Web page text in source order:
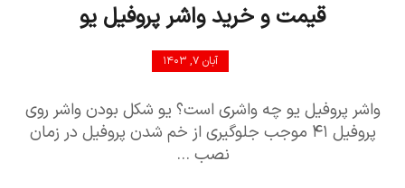
قیمت و خرید واشر پروفیل یو
آبان ۷, ۱۴۰۳
واشر پروفیل یو چه واشری است؟ یو شکل بودن واشر روی
پروفیل ۴۱ موجب جلوگیری از خم شدن پروفیل در زمان
نصب ...